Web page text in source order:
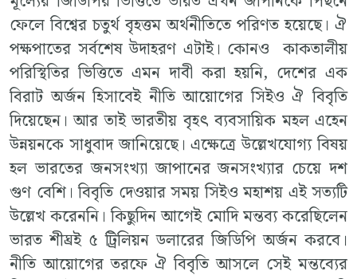
ফেলে বিশ্বের চতুর্থ বৃহত্তম অর্থনীতিতে পরিণত হয়েছে। ঐ
পক্ষপাতের সর্বশেষ উদাহরণ এটাই। কোনও কাকতালীয়
পরিস্থিতির ভিত্তিতে এমন দাবী করা হয়নি, দেশের এক
বিরাট অর্জন হিসাবেই নীতি আয়োগের সিইও ঐ বিবৃতি
দিয়েছেন। আর তাই ভারতীয় বৃহৎ ব্যবসায়িক মহল এহেন
উন্নয়নকে সাধুবাদ জানিয়েছে। এক্ষেত্রে উল্লেখযোগ্য বিষয়
হল ভারতের জনসংখ্যা জাপানের জনসংখ্যার চেয়ে দশ
গুণ বেশি। বিবৃতি দেওয়ার সময় সিইও মহাশয় এই সত্যটি
উল্লেখ করেননি। কিছুদিন আগেই মোদি মন্তব্য করেছিলেন
ভারত শীঘ্রই ৫ ট্রিলিয়ন ডলারের জিডিপি অর্জন করবে।
নীতি আয়োগের তরফে ঐ বিবৃতি আসলে সেই মন্তব্যের